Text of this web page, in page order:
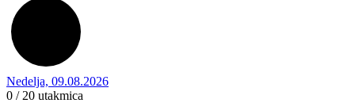
Nedelja, 09.08.2026
0 / 20 utakmica